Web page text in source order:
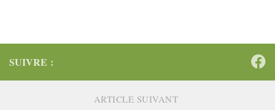
SUIVRE :
ARTICLE SUIVANT